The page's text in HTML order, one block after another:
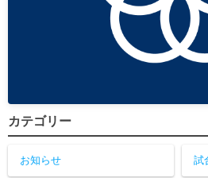
カテゴリー
お知らせ 試